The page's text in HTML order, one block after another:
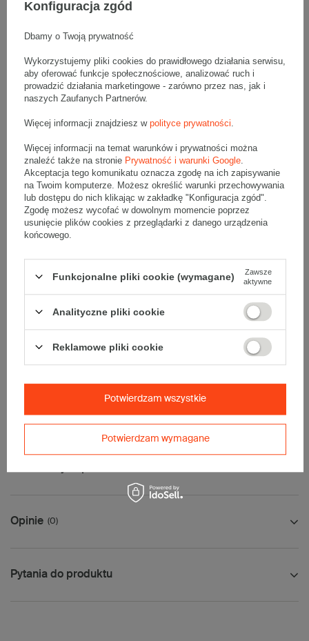
Wymiary zewnętrzne: 260x200x160mm (długość x szerokość x
wysokość)
360 g/m2
• zewnętrzne: 260x200x160 mm
:
• fala:B
• kolor: Szary
Dodatkowe
• waga jednostkowa (+/-5%):140 g
• typ fefco:F0703
• składanie:Automatyczne
• Poczta Polska Paczka A
• InPost B
• Pocztex M
• Orlen Paczka M
Opakowanie z paskiem klejowym. Łatwe w składaniu - bardzo
Maksymalna waga paczki -
31,5kg
Opinie (0)
Pytania do produktu
Konfiguracja zgód
Dbamy o Twoją prywatność
Wykorzystujemy pliki cookies do prawidłowego działania serwisu,
aby oferować funkcje społecznościowe, analizować ruch i
prowadzić działania marketingowe - zarówno przez nas, jak i
naszych Zaufanych Partnerów.
Więcej informacji znajdziesz w polityce prywatności
Więcej informacji na temat warunków i prywatności można
znaleźć także na stronie Prywatność i warunki Google
Akceptacja tego komunikatu oznacza zgodę na ich zapisywanie
na Twoim komputerze. Możesz określić warunki przechowywania
lub dostępu do nich klikając w zakładkę "Konfiguracja zgód".
Zgodę możesz wycofać w dowolnym momencie poprzez
usunięcie plików cookies z przeglądarki z danego urządzenia
końcowego.
Funkcjonalne pliki cookie (wymagane)
Zawsze
aktywne
Analityczne pliki cookie
Reklamowe pliki cookie
Potwierdzam wymagane
Potwierdzam wszystkie